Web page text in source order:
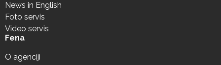
News in English
Foto servis
Video servis
Fena
O agenciji